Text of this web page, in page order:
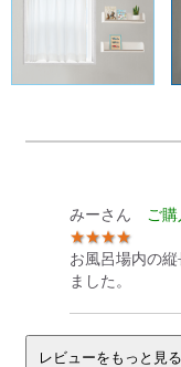
みーさん
★★★★
お風呂場内の
ました。